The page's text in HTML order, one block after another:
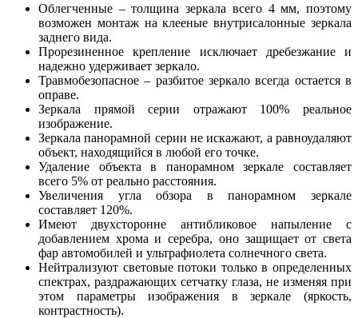
Облегченные – толщина зеркала всего 4 мм, поэтому
возможен монтаж на клееные внутрисалонные зеркала
заднего вида.
Прорезиненное крепление исключает дребезжание и
надежно удерживает зеркало.
Травмобезопасное – разбитое зеркало всегда остается в
оправе.
Зеркала прямой серии отражают 100% реальное
изображение.
Зеркала панорамной серии не искажают, а равноудаляют
объект, находящийся в любой его точке.
Удаление объекта в панорамном зеркале составляет
всего 5% от реально расстояния.
Увеличения угла обзора в панорамном зеркале
составляет 120%.
Имеют двухсторонне антибликовое напыление с
добавлением хрома и серебра, оно защищает от света
фар автомобилей и ультрафиолета солнечного света.
Нейтрализуют световые потоки только в определенных
спектрах, раздражающих сетчатку глаза, не изменяя при
этом параметры изображения в зеркале (яркость,
контрастность).